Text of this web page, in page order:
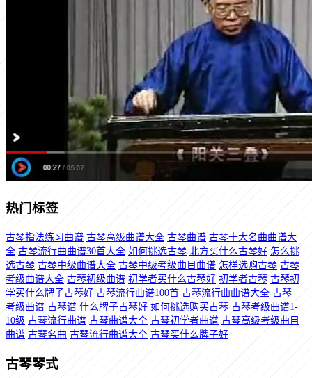
热门标签
古琴指法练习曲谱 古琴高级曲谱大全 古琴曲谱 古琴十大名曲曲谱大
全 古琴流行曲曲谱30首大全 如何挑选古琴 北方买什么古琴好 怎么挑
选古琴 古琴中级曲谱大全 古琴中级考级曲目曲谱 怎样选购古琴 古琴
考级曲谱大全 古琴初级曲谱 初学者买什么古琴好 初学者古琴 古琴初
学买什么牌子古琴好 古琴流行曲谱100首 古琴流行曲曲谱大全 古琴
考级曲谱 古琴谱 什么牌子古琴好 如何挑选购买古琴 古琴考级曲谱1-
10级 古琴流行曲谱 古琴曲谱大全 古琴初学者曲谱 古琴高级考级曲目
曲谱 古琴名曲 古琴流行曲谱大全 古琴买什么牌子好
古琴琴式